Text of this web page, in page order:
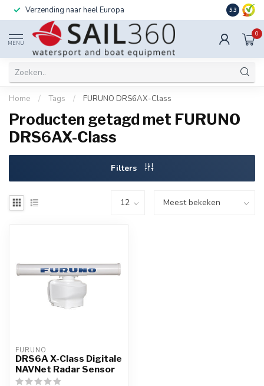
Verzending naar heel Europa Ook
9.3
MENU
0
Home / Tags / FURUNO DRS6AX-Class
Producten getagd met FURUNO
DRS6AX-Class
Filters
FURUNO
DRS6A X-Class Digitale
NAVNet Radar Sensor